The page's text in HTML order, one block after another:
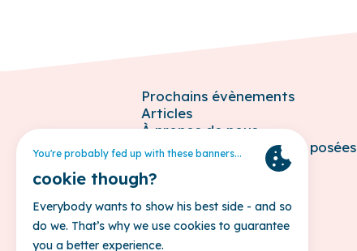
Prochains évènements
Articles
À propos de nous
Questions fréquemment posées